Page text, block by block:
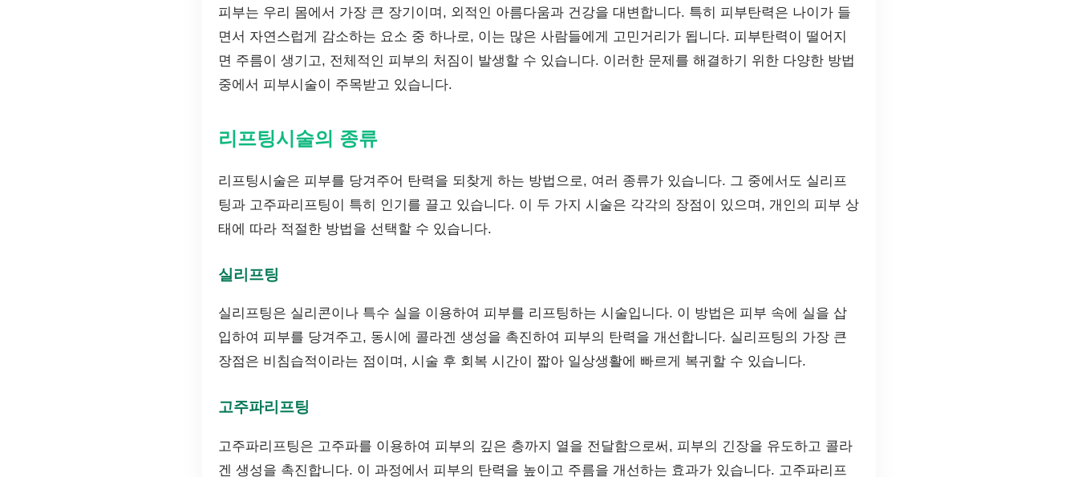
피부는 우리 몸에서 가장 큰 장기이며, 외적인 아름다움과 건강을 대변합니다. 특히 피부탄력은 나이가 들
면서 자연스럽게 감소하는 요소 중 하나로, 이는 많은 사람들에게 고민거리가 됩니다. 피부탄력이 떨어지
면 주름이 생기고, 전체적인 피부의 처짐이 발생할 수 있습니다. 이러한 문제를 해결하기 위한 다양한 방법
중에서 피부시술이 주목받고 있습니다.
리프팅시술의 종류
리프팅시술은 피부를 당겨주어 탄력을 되찾게 하는 방법으로, 여러 종류가 있습니다. 그 중에서도 실리프
팅과 고주파리프팅이 특히 인기를 끌고 있습니다. 이 두 가지 시술은 각각의 장점이 있으며, 개인의 피부 상
태에 따라 적절한 방법을 선택할 수 있습니다.
실리프팅
실리프팅은 실리콘이나 특수 실을 이용하여 피부를 리프팅하는 시술입니다. 이 방법은 피부 속에 실을 삽
입하여 피부를 당겨주고, 동시에 콜라겐 생성을 촉진하여 피부의 탄력을 개선합니다. 실리프팅의 가장 큰
장점은 비침습적이라는 점이며, 시술 후 회복 시간이 짧아 일상생활에 빠르게 복귀할 수 있습니다.
고주파리프팅
고주파리프팅은 고주파를 이용하여 피부의 깊은 층까지 열을 전달함으로써, 피부의 긴장을 유도하고 콜라
겐 생성을 촉진합니다. 이 과정에서 피부의 탄력을 높이고 주름을 개선하는 효과가 있습니다. 고주파리프